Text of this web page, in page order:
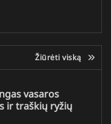
Žiūrėti viską
vasaros
ir traškių ryžių